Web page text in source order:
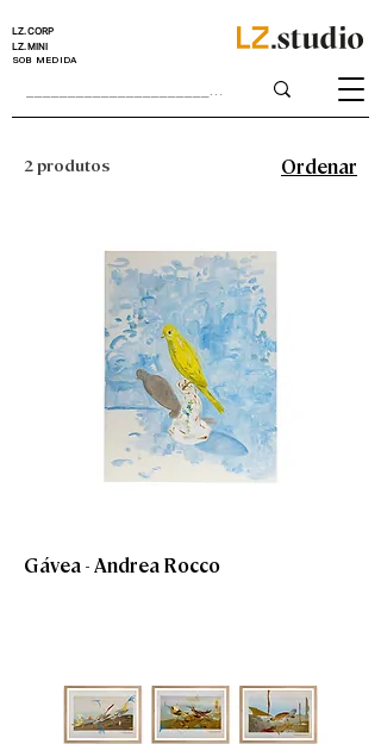
LZ.CORP
LZ.MINI
SOB MEDIDA
2 produtos Ordenar
Gávea - Andrea Rocco